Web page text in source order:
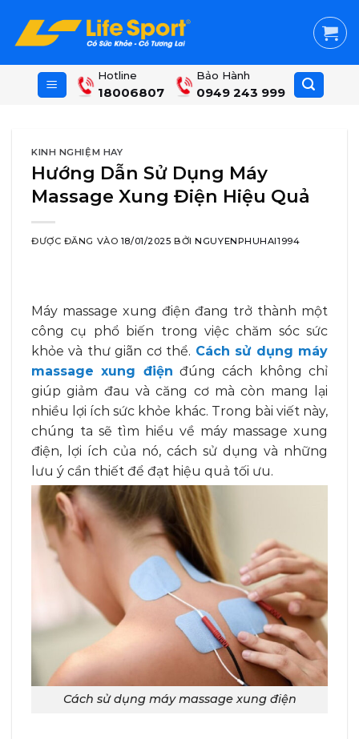
content
Hotline
18006807
Bảo Hành
0949 243 999
KINH NGHIỆM HAY
Hướng Dẫn Sử Dụng Máy
Massage Xung Điện Hiệu Quả
ĐƯỢC ĐĂNG VÀO 18/01/2025 BỞINGUYENPHUHAI1994
Máy massage xung điện đang trở thành một
công cụ phổ biến trong việc chăm sóc sức
khỏe và thư giãn cơ thể. Cách sử dụng máy
massage xung điện đúng cách không chỉ
giúp giảm đau và căng cơ mà còn mang lại
nhiều lợi ích sức khỏe khác. Trong bài viết này,
chúng ta sẽ tìm hiểu về máy massage xung
điện, lợi ích của nó, cách sử dụng và những
lưu ý cần thiết để đạt hiệu quả tối ưu.
Cách sử dụng máy massage xung điện